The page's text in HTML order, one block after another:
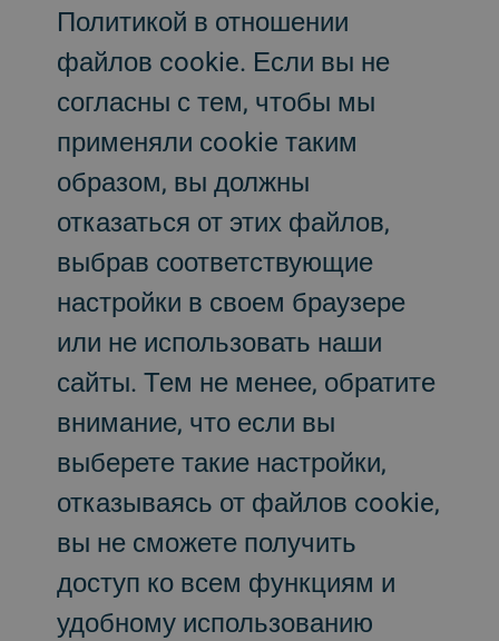
Политикой в отношении
файлов cookie. Если вы не
согласны с тем, чтобы мы
применяли сookie таким
образом, вы должны
отказаться от этих файлов,
выбрав соответствующие
настройки в своем браузере
или не использовать наши
сайты. Тем не менее, обратите
внимание, что если вы
выберете такие настройки,
отказываясь от файлов cookie,
вы не сможете получить
доступ ко всем функциям и
удобному использованию